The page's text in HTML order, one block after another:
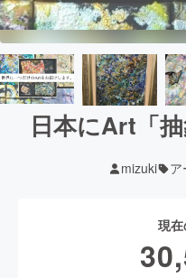
日本にArt「
mizuki
現